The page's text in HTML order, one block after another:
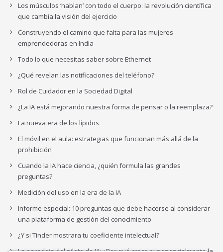
Los músculos ‘hablan’ con todo el cuerpo: la revolución científica
que cambia la visión del ejercicio
Construyendo el camino que falta para las mujeres
emprendedoras en India
Todo lo que necesitas saber sobre Ethernet
¿Qué revelan las notificaciones del teléfono?
Rol de Cuidador en la Sociedad Digital
¿La IA está mejorando nuestra forma de pensar o la reemplaza?
La nueva era de los lípidos
El móvil en el aula: estrategias que funcionan más allá de la
prohibición
Cuando la IA hace ciencia, ¿quién formula las grandes
preguntas?
Medición del uso en la era de la IA
Informe especial: 10 preguntas que debe hacerse al considerar
una plataforma de gestión del conocimiento
¿Y si Tinder mostrara tu coeficiente intelectual?